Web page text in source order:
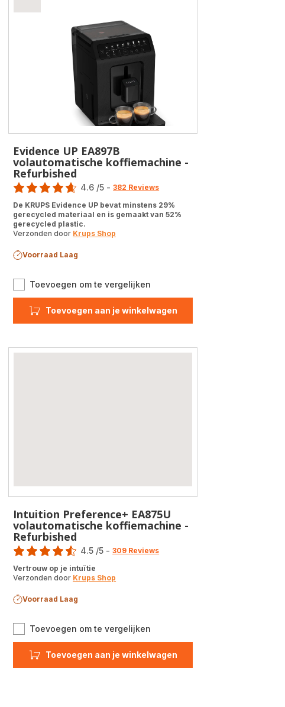
Toevoegen om te vergelijken
UP
EA897B
Refurbished
Toevoegen aan je winkelwagen
Evidence UP EA897B
volautomatische koffiemachine -
Refurbished
Score
4.6 /5 - 382 Reviews
De KRUPS Evidence UP bevat minstens 29%
gerecycled materiaal en is gemaakt van 52%
gerecycled plastic.
Verzonden door Krups Shop
Voorraad Laag
Toevoegen om te vergelijken
Preference+
EA875U
Toevoegen aan je winkelwagen
Intuition Preference+ EA875U
volautomatische koffiemachine -
Refurbished
Score
4.5 /5 - 309 Reviews
Vertrouw op je intuïtie
Verzonden door Krups Shop
Voorraad Laag